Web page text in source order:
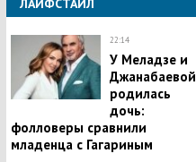
ЛАЙФСТАЙЛ
22:14
​У Меладзе и
Джанабаевой
родилась
дочь:
фолловеры сравнили
младенца с Гагариным